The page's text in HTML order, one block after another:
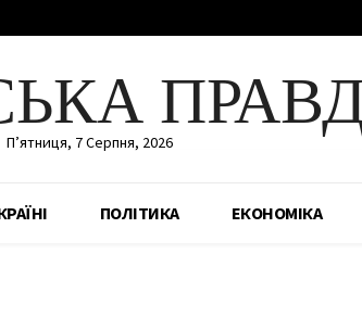
П’ятниця, 7 Серпня, 2026
ПОЛІТИКА ЕКОНОМІКА